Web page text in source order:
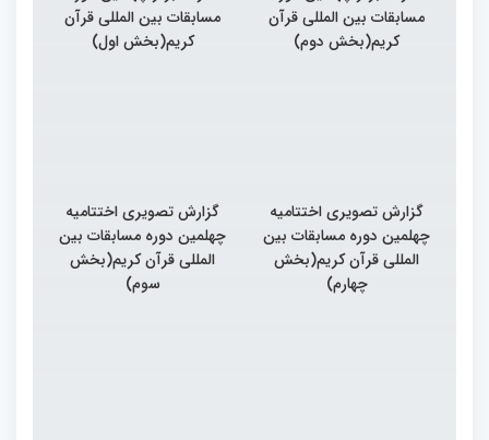
مسابقات بین المللی قرآن
کریم(بخش دوم)
مسابقات بین المللی قرآن
کریم(بخش اول)
گزارش تصویری اختتامیه
چهلمین دوره مسابقات بین
المللی قرآن کریم(بخش
چهارم)
گزارش تصویری اختتامیه
چهلمین دوره مسابقات بین
المللی قرآن کریم(بخش
سوم)